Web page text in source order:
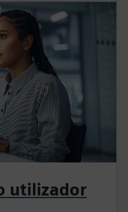
utilizador